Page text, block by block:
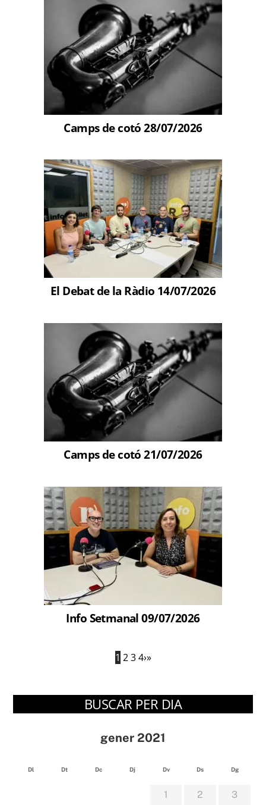
Camps de cotó 28/07/2026
El Debat de la Ràdio 14/07/2026
Camps de cotó 21/07/2026
Info Setmanal 09/07/2026
1 2 3 4›»
BUSCAR PER DIA
gener 2021
Dl Dt Dc Dj Dv Ds Dg
1 2 3